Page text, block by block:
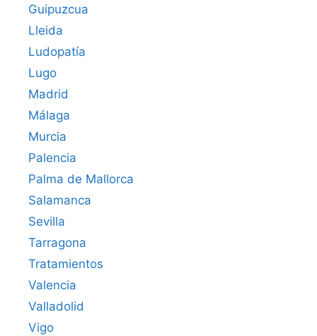
Guipuzcua
Lleida
Ludopatía
Lugo
Madrid
Málaga
Murcia
Palencia
Palma de Mallorca
Salamanca
Sevilla
Tarragona
Tratamientos
Valencia
Valladolid
Vigo